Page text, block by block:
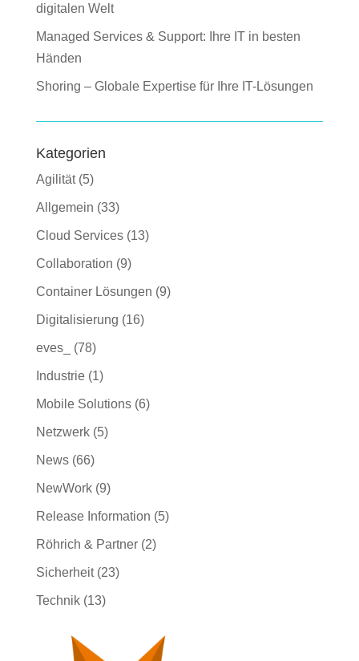
digitalen Welt
Managed Services & Support: Ihre IT in besten
Händen
Shoring – Globale Expertise für Ihre IT-Lösungen
Kategorien
Agilität(5)
Allgemein (33)
Cloud Services(13)
Collaboration (9)
Container Lösungen (9)
Digitalisierung (16)
eves_ (78)
Industrie(1)
Mobile Solutions(6)
Netzwerk(5)
News(66)
NewWork(9)
Release Information (5)
Röhrich & Partner(2)
Sicherheit(23)
Technik(13)